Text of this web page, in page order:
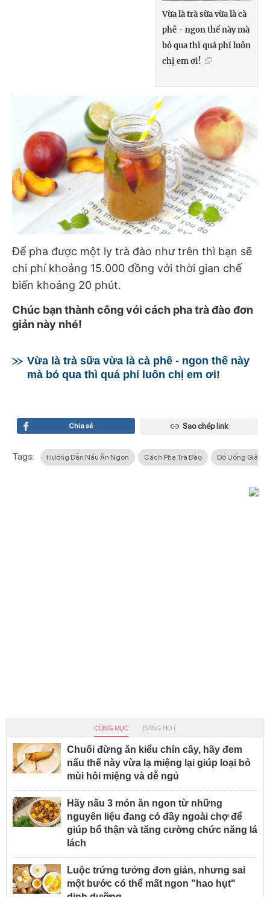
Vừa là trà sữa vừa là cà
phê - ngon thế này mà
bỏ qua thì quá phí luôn
chị em ơi!
Để pha được một ly trà đào như trên thì bạn sẽ
chi phí khoảng 15.000 đồng với thời gian chế
biến khoảng 20 phút.
Chúc bạn thành công với cách pha trà đào đơn
giản này nhé!
Vừa là trà sữa vừa là cà phê - ngon thế này
mà bỏ qua thì quá phí luôn chị em ơi!
Chia sẻ Sao chép link
Tags: Hướng Dẫn Nấu Ăn Ngon Cách Pha Trà Đào Đồ Uống Giải
CÙNG MỤC ĐANG HOT
Chuối đừng ăn kiểu chín cây, hãy đem
nấu thế này vừa lạ miệng lại giúp loại bỏ
mùi hôi miệng và dễ ngủ
Hãy nấu 3 món ăn ngon từ những
nguyên liệu đang có đầy ngoài chợ để
giúp bổ thận và tăng cường chức năng lá
lách
Luộc trứng tưởng đơn giản, nhưng sai
một bước có thể mất ngon "hao hụt"